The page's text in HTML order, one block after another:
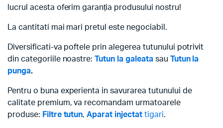
lucrul acesta oferim garanția produsului nostru!
La cantitati mai mari pretul este negociabil.
Diversificati-va poftele prin alegerea tutunului potrivit
din categoriile noastre:Tutun la galeata sau Tutun la
punga.
Pentru o buna experienta in savurarea tutunului de
calitate premium, va recomandam urmatoarele
produse: Filtre tutun,Aparat injectattigari.